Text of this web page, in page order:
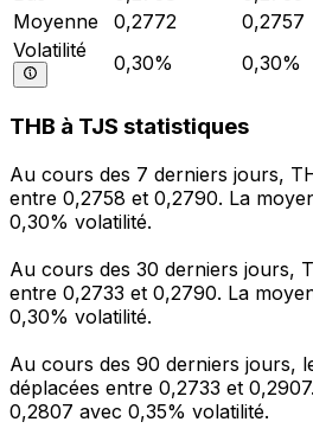
Moyenne
0,2772 0,2757
Volatilité
0,30% 0,30%
THB à TJS statistiques
Au cours des 7 derniers jours,
entre 0,2758 et 0,2790. La
0,30% volatilité.
Au cours des 30 derniers jours,
entre 0,2733 et 0,2790. La
0,30% volatilité.
Au cours des 90 derniers jours,
déplacées entre 0,2733 et
0,2807 avec 0,35% volatilité.